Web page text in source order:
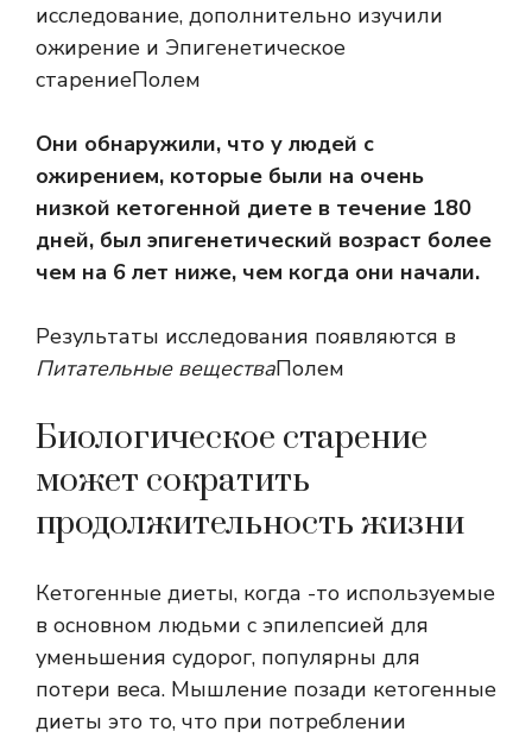
исследование, дополнительно изучили
ожирение и Эпигенетическое
старениеПолем
Они обнаружили, что у людей с
ожирением, которые были на очень
низкой кетогенной диете в течение 180
дней, был эпигенетический возраст более
чем на 6 лет ниже, чем когда они начали.
Результаты исследования появляются в
Питательные веществаПолем
Биологическое старение
может сократить
продолжительность жизни
Кетогенные диеты, когда -то используемые
в основном людьми с эпилепсией для
уменьшения судорог, популярны для
потери веса. Мышление позади кетогенные
диеты это то, что при потреблении